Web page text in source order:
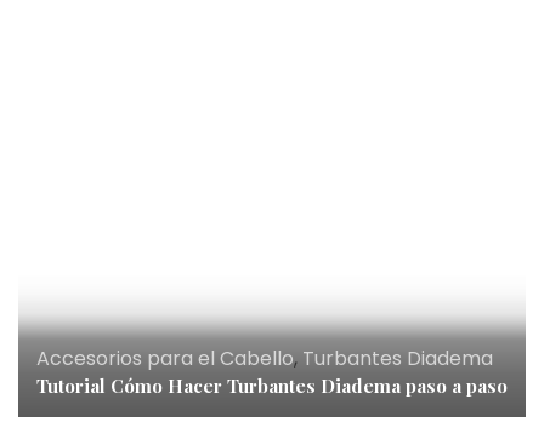
Accesorios para el Cabello, Turbantes Diadema
Tutorial Cómo Hacer Turbantes Diadema paso a paso